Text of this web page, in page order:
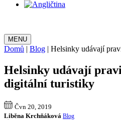
MENU
Domů | Blog | Helsinky udávají
Helsinky udávají
digitální turistiky
Čvn 20, 2019
Liběna Krchňáková Blog